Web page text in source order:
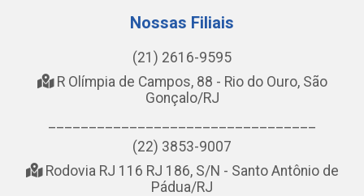
Nossas Filiais
(21) 2616-9595
R Olímpia de Campos, 88 - Rio do Ouro, São
Gonçalo/RJ
(22) 3853-9007
Rodovia RJ 116 RJ 186, S/N - Santo Antônio de
Pádua/RJ